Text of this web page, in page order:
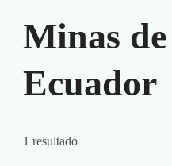
Minas
Ecuador
1 resultado